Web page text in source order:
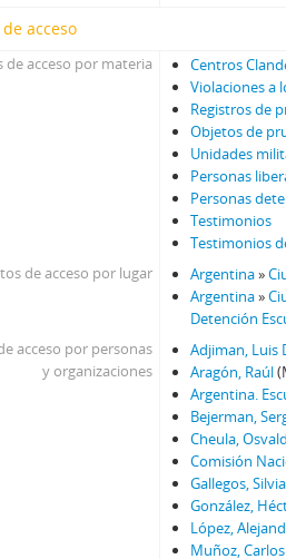
acceso
de acceso por materia
Centros
Violaciones a
Registros de
Objetos de
Unidades
Personas
Personas
Testimonios
Testimonios
de acceso por lugar
Argentina»
Argentina»
Detención
acceso por personas
y organizaciones
Adjiman, Luis
Aragón, Raúl
Argentina.
Bejerman,
Cheula,
Comisión
Gallegos,
González,
López,
Muñoz, Carlos